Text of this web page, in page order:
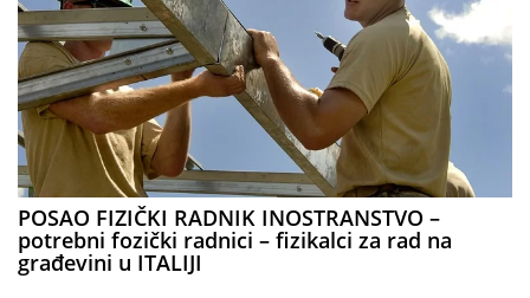
POSAO FIZIČKI RADNIK INOSTRANSTVO –
potrebni fozički radnici – fizikalci za rad na
građevini u ITALIJI